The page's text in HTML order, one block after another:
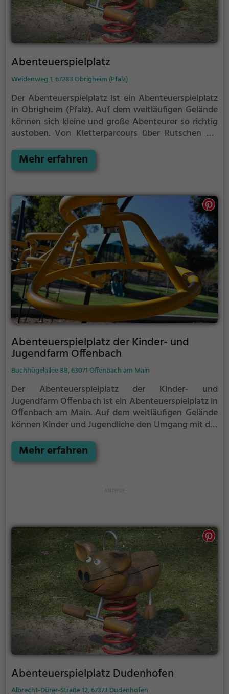
Abenteuerspielplatz
Weidenweg 1, 67283 Obrigheim (Pfalz)
Der Abenteuerspielplatz ist ein Abenteuerspielplatz
in Obrigheim (Pfalz). Auf dem weitläufigen Gelände
können sich kleine und große Abenteurer so richtig
austoben. Von Kletterparcours über Rutschen bis
jeden etwas dabei.
Mehr erfahren
Abenteuerspielplatz der Kinder- und
Jugendfarm Offenbach
Buchhügelallee 88, 63071 Offenbach am Main
Der Abenteuerspielplatz der Kinder- und
Jugendfarm Offenbach ist ein Abenteuerspielplatz in
Offenbach am Main. Auf dem weitläufigen Gelände
können Kinder und Jugendliche den Umgang mit der
die Natur und bietet.
Mehr erfahren
Abenteuerspielplatz Dudenhofen
Albrecht-Dürer-Straße 12, 67373 Dudenhofen